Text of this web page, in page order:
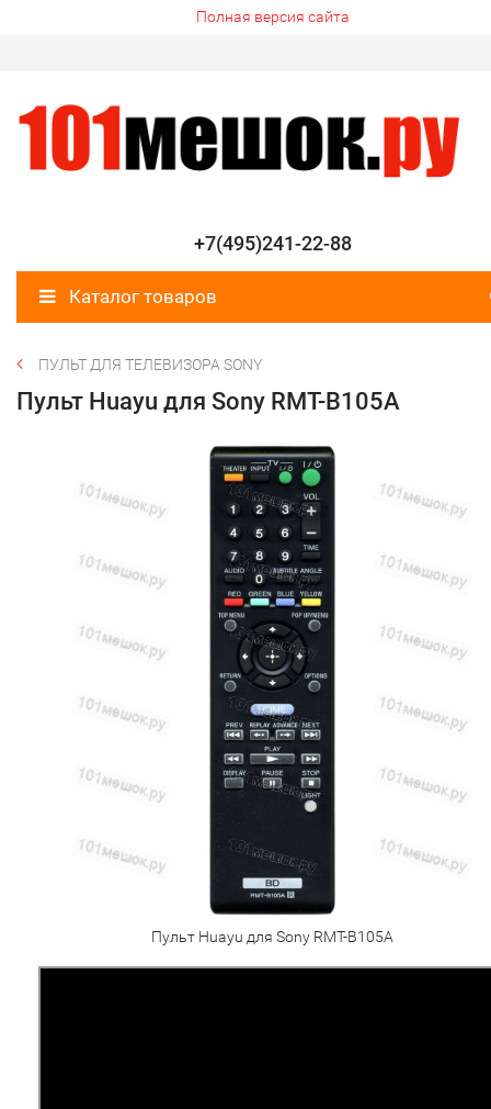
Полная версия сайта
+7(495)241-22-88
Каталог товаров
ПУЛЬТ ДЛЯ ТЕЛЕВИЗОРА SONY
Пульт Huayu для Sony RMT-B105A
Пульт Huayu для Sony RMT-B105A